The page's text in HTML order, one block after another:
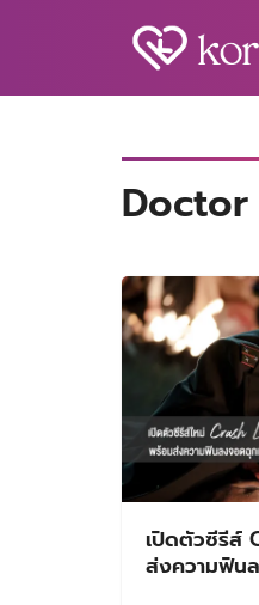
Doctor
เปิดตัวซีรีส์
ส่งความฟิน